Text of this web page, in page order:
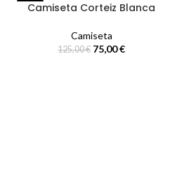
-40%
Camiseta Corteiz Blanca
Camiseta
125,00€ 75,00€